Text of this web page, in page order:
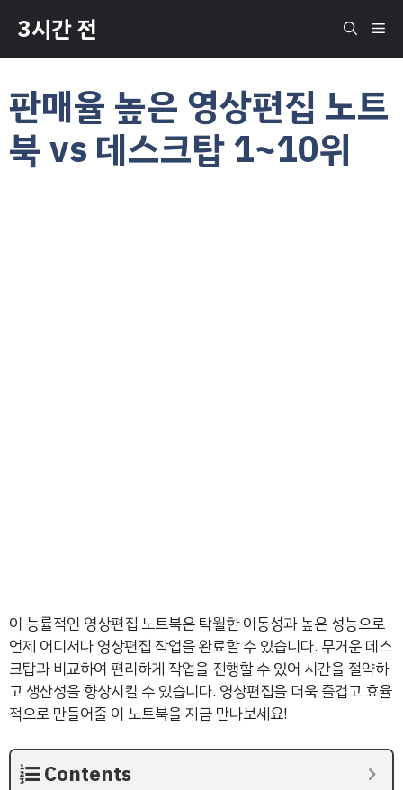
츠
건
뛰
3시간 전 메
판매율 높은 영상편집 노트
북 vs 데스크탑 1~10위
이 능률적인 영상편집 노트북은 탁월한 이동성과 높은 성능으로
언제 어디서나 영상편집 작업을 완료할 수 있습니다. 무거운 데스
크탑과 비교하여 편리하게 작업을 진행할 수 있어 시간을 절약하
고 생산성을 향상시킬 수 있습니다. 영상편집을 더욱 즐겁고 효율
적으로 만들어줄 이 노트북을 지금 만나보세요!
Contents